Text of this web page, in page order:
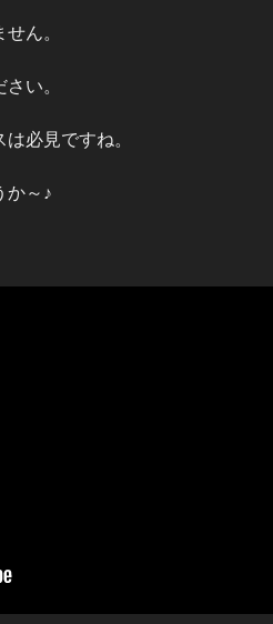
ん。
い。
必見ですね。
か～♪